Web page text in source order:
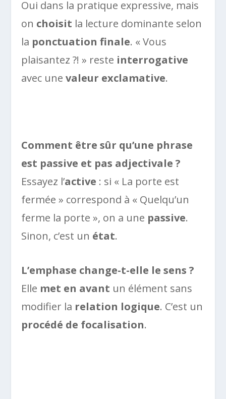
Oui dans la pratique expressive, mais
on choisit la lecture dominante selon
la ponctuation finale. « Vous
plaisantez ?! » reste interrogative
avec unevaleur exclamative.
Comment être sûr qu’une phrase
est passive et pas adjectivale ?
Essayez l’active : si « La porte est
fermée » correspond à « Quelqu’un
ferme la porte », on a une passive.
Sinon, c’est un état.
L’emphase change-t-elle le sens ?
Elle met en avant un élément sans
modifier la relation logique. C’est un
procédé de focalisation.